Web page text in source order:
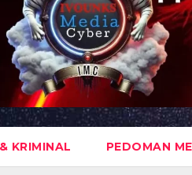
KRIMINAL PEDOMAN